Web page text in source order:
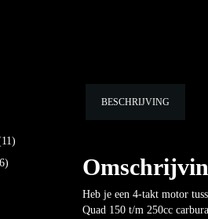
BESCHRIJVING
Heb je een 4-takt motor
Quad 150 t/m 250cc